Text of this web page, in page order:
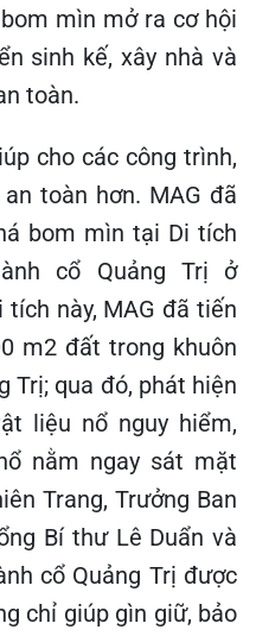
mìn mở ra cơ hội
sinh kế, xây nhà và
toàn.
cho các công trình,
toàn hơn. MAG đã
bom mìn tại Di tích
cổ Quảng Trị ở
tích này, MAG đã tiến
m2 đất trong khuôn
Trị; qua đó, phát hiện
liệu nổ nguy hiểm,
nằm ngay sát mặt
Trang, Trưởng Ban
Bí thư Lê Duẩn và
cổ Quảng Trị được
chỉ giúp gìn giữ, bảo